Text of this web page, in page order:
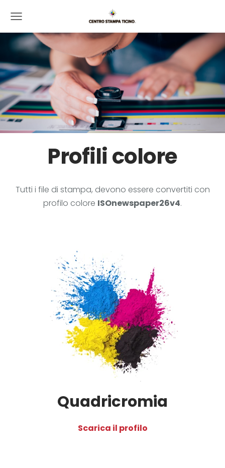
Profili colore
Tutti i file di stampa, devono essere convertiti con
profilo colore ISOnewspaper26v4.
Quadricromia
Scarica il profilo